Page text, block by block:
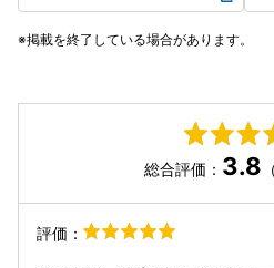
掲載を終了している場合があります。
総合評価： 3.8
評価：